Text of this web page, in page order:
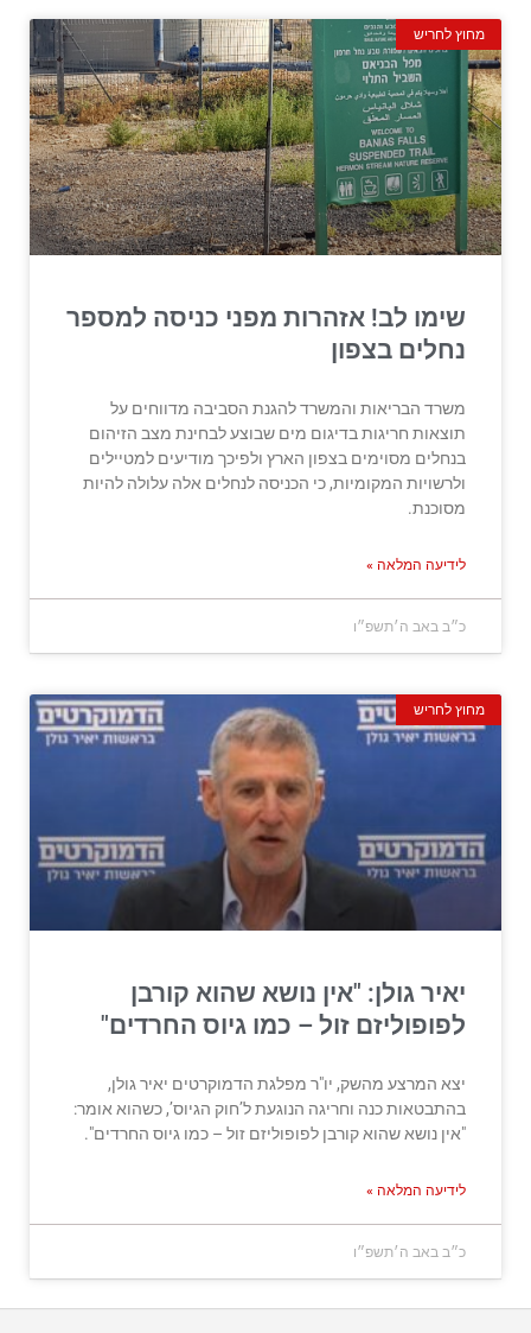
מחוץ לחריש
שימו לב! אזהרות מפני כניסה למספר
נחלים בצפון
משרד הבריאות והמשרד להגנת הסביבה מדווחים על
תוצאות חריגות בדיגום מים שבוצע לבחינת מצב הזיהום
בנחלים מסוימים בצפון הארץ ולפיכך מודיעים למטיילים
ולרשויות המקומיות, כי הכניסה לנחלים אלה עלולה להיות
מסוכנת.
לידיעה המלאה »
כ״ב באב ה׳תשפ״ו
מחוץ לחריש
יאיר גולן: "אין נושא שהוא קורבן
לפופוליזם זול – כמו גיוס החרדים"
יצא המרצע מהשק, יו"ר מפלגת הדמוקרטים יאיר גולן,
בהתבטאות כנה וחריגה הנוגעת ל’חוק הגיוס’, כשהוא אומר:
"אין נושא שהוא קורבן לפופוליזם זול – כמו גיוס החרדים".
לידיעה המלאה »
כ״ב באב ה׳תשפ״ו